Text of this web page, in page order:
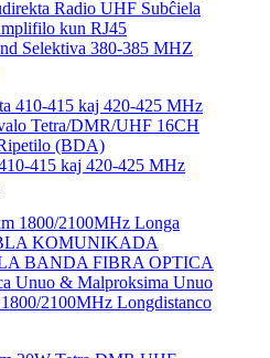
Selektiva 380-385 MHZ
415 kaj 420-425 MHz
2100MHz Longdistanco